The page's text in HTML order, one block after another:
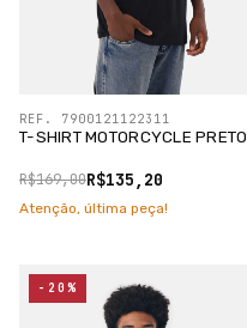
T-SHIRT MOTORCYCLE PRETO
R$135,20
R$169,00
REF. 7900121122311
Atenção, última peça!
-20%